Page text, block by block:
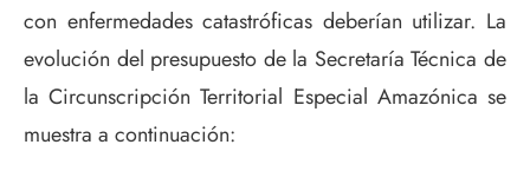
con enfermedades catastróficas deberían utilizar. La
evolución del presupuesto de la Secretaría Técnica de
la Circunscripción Territorial Especial Amazónica se
muestra a continuación: